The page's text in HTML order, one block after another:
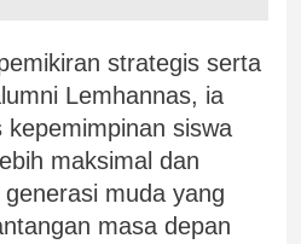
strategis serta
Lemhannas, ia
siswa
maksimal dan
muda yang
masa depan